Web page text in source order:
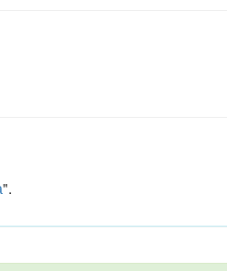
".